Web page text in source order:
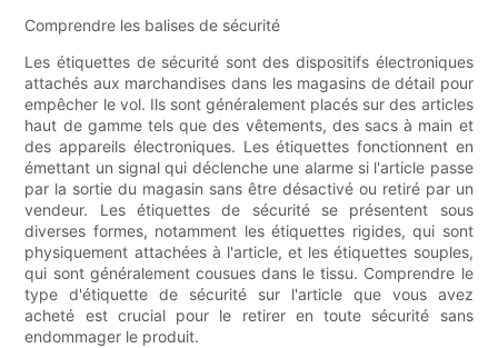
Comprendre les balises de sécurité
Les étiquettes de sécurité sont des dispositifs électroniques
attachés aux marchandises dans les magasins de détail pour
empêcher le vol. Ils sont généralement placés sur des articles
haut de gamme tels que des vêtements, des sacs à main et
des appareils électroniques. Les étiquettes fonctionnent en
émettant un signal qui déclenche une alarme si l'article passe
par la sortie du magasin sans être désactivé ou retiré par un
vendeur. Les étiquettes de sécurité se présentent sous
diverses formes, notamment les étiquettes rigides, qui sont
physiquement attachées à l'article, et les étiquettes souples,
qui sont généralement cousues dans le tissu. Comprendre le
type d'étiquette de sécurité sur l'article que vous avez
acheté est crucial pour le retirer en toute sécurité sans
endommager le produit.